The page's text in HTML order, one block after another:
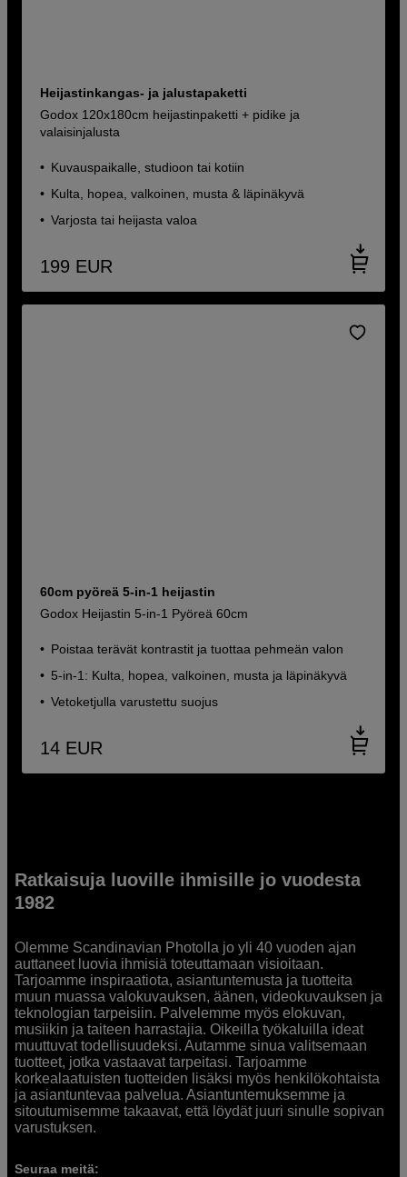
Heijastinkangas- ja jalustapaketti
Godox 120x180cm heijastinpaketti + pidike ja
valaisinjalusta
Kuvauspaikalle, studioon tai kotiin
Kulta, hopea, valkoinen, musta & läpinäkyvä
Varjosta tai heijasta valoa
199 EUR
60cm pyöreä 5-in-1 heijastin
Godox Heijastin 5-in-1 Pyöreä 60cm
Poistaa terävät kontrastit ja tuottaa pehmeän valon
5-in-1: Kulta, hopea, valkoinen, musta ja läpinäkyvä
Vetoketjulla varustettu suojus
14 EUR
Ratkaisuja luoville ihmisille jo vuodesta
1982
Olemme Scandinavian Photolla jo yli 40 vuoden ajan
auttaneet luovia ihmisiä toteuttamaan visioitaan.
Tarjoamme inspiraatiota, asiantuntemusta ja tuotteita
muun muassa valokuvauksen, äänen, videokuvauksen ja
teknologian tarpeisiin. Palvelemme myös elokuvan,
musiikin ja taiteen harrastajia. Oikeilla työkaluilla ideat
muuttuvat todellisuudeksi. Autamme sinua valitsemaan
tuotteet, jotka vastaavat tarpeitasi. Tarjoamme
korkealaatuisten tuotteiden lisäksi myös henkilökohtaista
ja asiantuntevaa palvelua. Asiantuntemuksemme ja
sitoutumisemme takaavat, että löydät juuri sinulle sopivan
varustuksen.
Seuraa meitä: